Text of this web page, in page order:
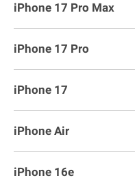
iPhone 17 Pro Max
iPhone 17 Pro
iPhone 17
iPhone Air
iPhone 16e